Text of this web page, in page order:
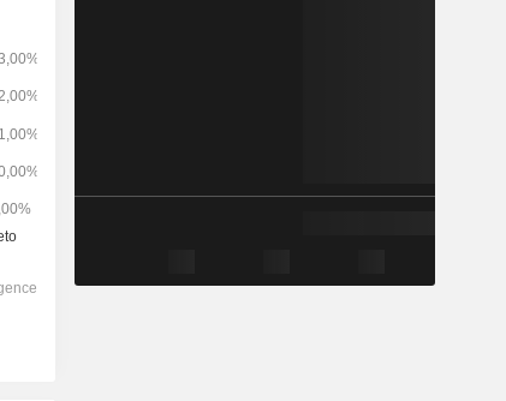
446.237
-2,05 %
19,1x